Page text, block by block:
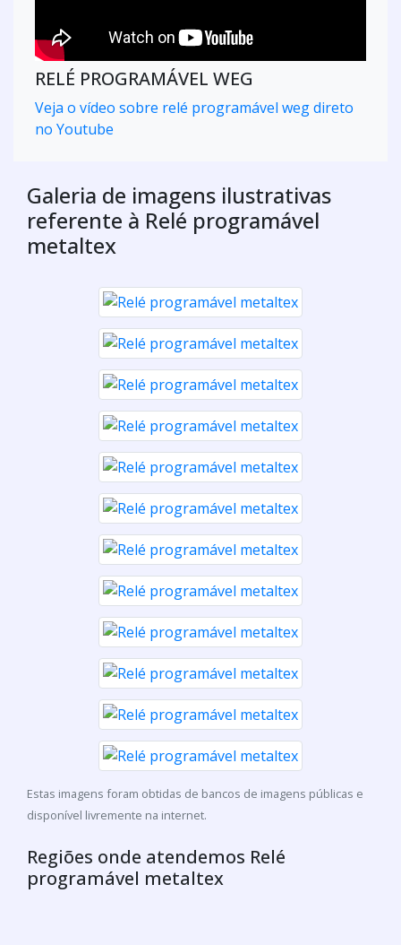
Outras categorias
Relé de automação
Relé de nível
Relé
Veja algumas referências de Relé
programável metaltex no Youtube
RELÉ PROGRAMÁVEL
Veja o vídeo sobre relé programável direto no
RELÉ PROGRAMÁVEL WEG